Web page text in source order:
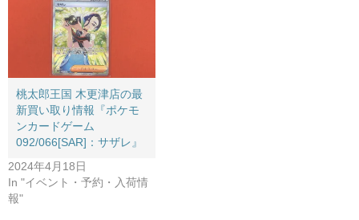
桃太郎王国 木更津店の最
新買い取り情報『ポケモ
ンカードゲーム
092/066[SAR]：サザレ』
2024年4月18日
In "イベント・予約・入荷情
報"